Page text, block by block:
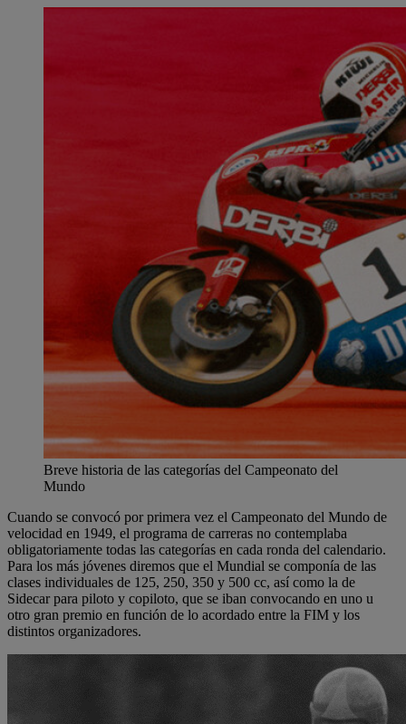
Breve historia de las categorías del Campeonato del
Mundo
Cuando se convocó por primera vez el Campeonato del Mundo de
velocidad en 1949, el programa de carreras no contemplaba
obligatoriamente todas las categorías en cada ronda del calendario.
Para los más jóvenes diremos que el Mundial se componía de las
clases individuales de 125, 250, 350 y 500 cc, así como la de
Sidecar para piloto y copiloto, que se iban convocando en uno u
otro gran premio en función de lo acordado entre la FIM y los
distintos organizadores.